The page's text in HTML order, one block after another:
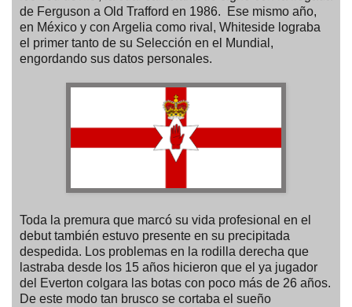
de Ferguson a Old Trafford en 1986. Ese mismo año,
en México y con Argelia como rival, Whiteside lograba
el primer tanto de su Selección en el Mundial,
engordando sus datos personales.
Toda la premura que marcó su vida profesional en el
debut también estuvo presente en su precipitada
despedida. Los problemas en la rodilla derecha que
lastraba desde los 15 años hicieron que el ya jugador
del Everton colgara las botas con poco más de 26 años.
De este modo tan brusco se cortaba el sueño